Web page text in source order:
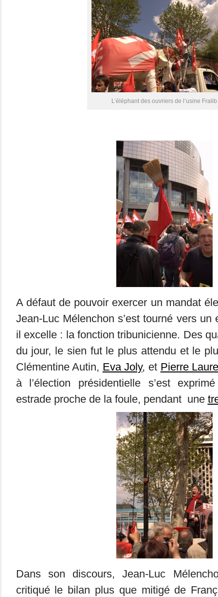
L’éléphant des ouvriers de l’usine Fralib
A défaut de pouvoir exercer un mandat
Jean-Luc Mélenchon s’est tourné vers un
il excelle : la fonction tribunicienne. Des
du jour, le sien fut le plus attendu et le
Clémentine Autin, Eva Joly, et Pierre
à l’élection présidentielle s’est
estrade proche de la foule, pendant une
Dans son discours, Jean-Luc
critiqué le bilan plus que mitigé de